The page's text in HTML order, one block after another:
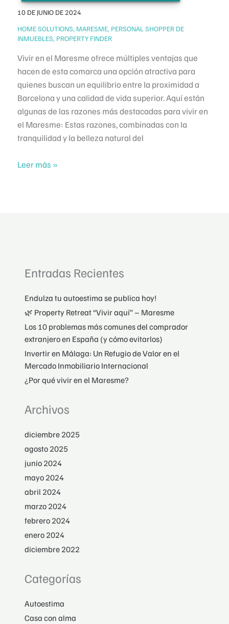
Entradas Recientes
Endulza tu autoestima se publica hoy!
🌿 Property Retreat “Vivir aquí” – Maresme
Los 10 problemas más comunes del comprador
extranjero en España (y cómo evitarlos)
Invertir en Málaga: Un Refugio de Valor en el
Mercado Inmobiliario Internacional
¿Por qué vivir en el Maresme?
Archivos
diciembre 2025
agosto 2025
junio 2024
mayo 2024
abril 2024
marzo 2024
febrero 2024
enero 2024
diciembre 2022
Categorías
Autoestima
Casa con alma
evitarlos)
10 DE JUNIO DE 2024
HOME SOLUTIONS, MARESME, PERSONAL SHOPPER DE
INMUEBLES, PROPERTY FINDER
Vivir en el Maresme ofrece múltiples ventajas que
hacen de esta comarca una opción atractiva para
quienes buscan un equilibrio entre la proximidad a
Barcelona y una calidad de vida superior. Aquí están
algunas de las razones más destacadas para vivir en
el Maresme: Estas razones, combinadas con la
tranquilidad y la belleza natural del
¿Por
Leer más »